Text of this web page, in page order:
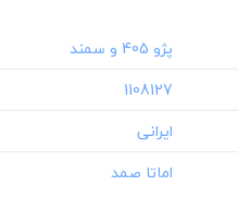
‎1108127